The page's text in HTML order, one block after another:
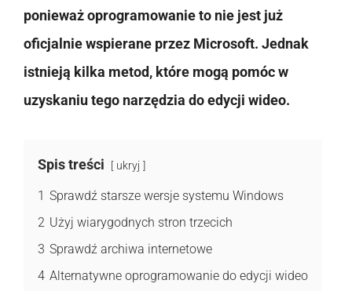
ponieważ oprogramowanie to nie jest już
oficjalnie wspierane przez Microsoft. Jednak
istnieją kilka metod, które mogą pomóc w
uzyskaniu tego narzędzia do edycji wideo.
Spis treści ukryj
1 Sprawdź starsze wersje systemu Windows
2 Użyj wiarygodnych stron trzecich
3 Sprawdź archiwa internetowe
4 Alternatywne oprogramowanie do edycji wideo